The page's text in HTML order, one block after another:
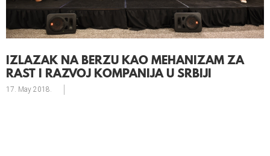
IZLAZAK NA BERZU KAO MEHANIZAM ZA
RAST I RAZVOJ KOMPANIJA U SRBIJI
17. May 2018.